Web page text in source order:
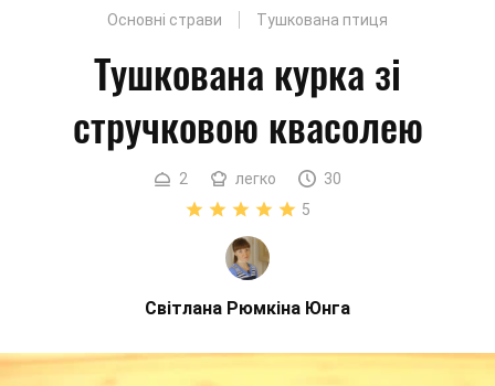
Основні страви Тушкована птиця
Тушкована курка зі
стручковою квасолею
2 легко
30
5
Світлана Рюмкіна Юнга